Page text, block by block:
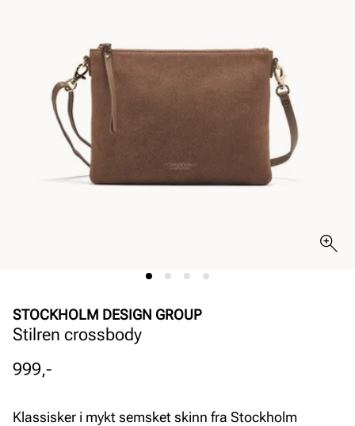
STOCKHOLM DESIGN GROUP
Stilren crossbody
Pris
999,-
Klassisker i mykt semsket skinn fra Stockholm